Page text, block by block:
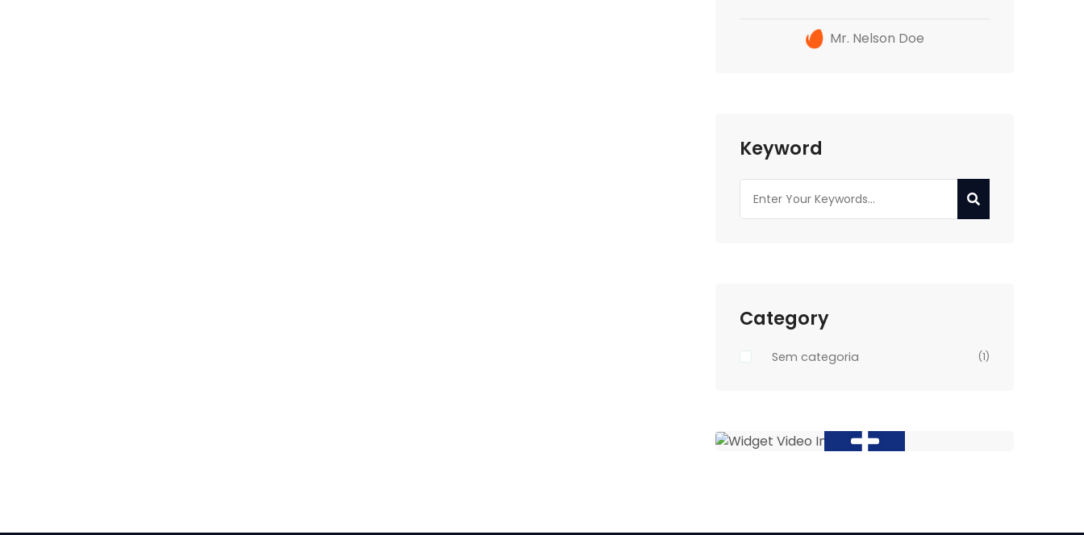
Mr. Nelson Doe
Keyword
Category
Sem categoria (1)